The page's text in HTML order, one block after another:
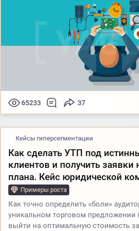
65233 37
Кейсы гиперсегментации
Как сделать УТП под
клиентов и получить заявки
плана. Кейс юридической
Примеры роста
Как точно определить «боли»
уникальном торговом предложении
выйти на оптимальную стоимость